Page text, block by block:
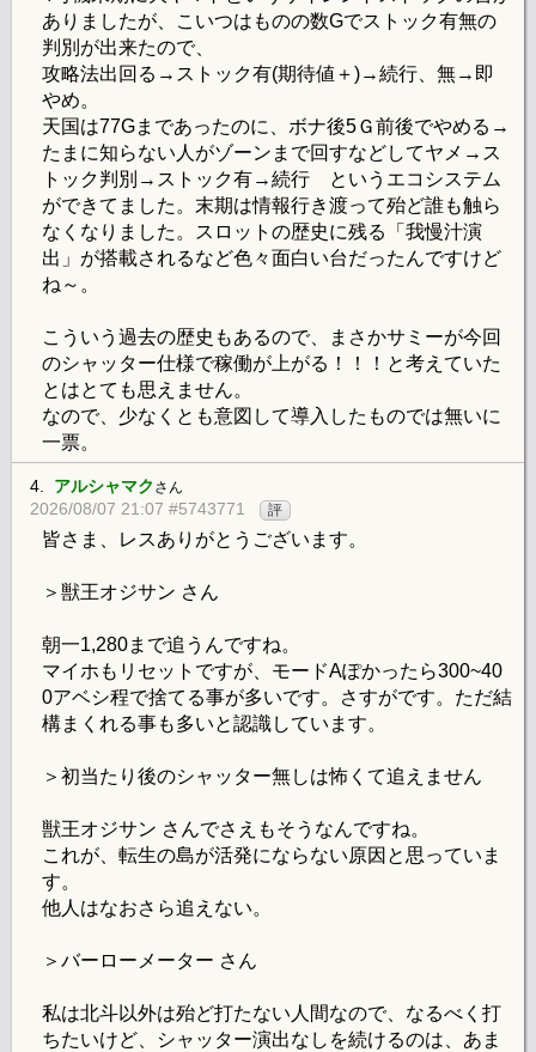
ありましたが、こいつはものの数Gでストック有無の
判別が出来たので、
攻略法出回る→ストック有(期待値＋)→続行、無→即
やめ。
天国は77Gまであったのに、ボナ後5Ｇ前後でやめる→
たまに知らない人がゾーンまで回すなどしてヤメ→ス
トック判別→ストック有→続行 というエコシステム
ができてました。末期は情報行き渡って殆ど誰も触ら
なくなりました。スロットの歴史に残る「我慢汁演
出」が搭載されるなど色々面白い台だったんですけど
ね～。
こういう過去の歴史もあるので、まさかサミーが今回
のシャッター仕様で稼働が上がる！！！と考えていた
とはとても思えません。
なので、少なくとも意図して導入したものでは無いに
一票。
4. アルシャマク さん
2026/08/07 21:07 #5743771 評
皆さま、レスありがとうございます。
＞獣王オジサン さん
朝一1,280まで追うんですね。
マイホもリセットですが、モードAぽかったら300~40
0アベシ程で捨てる事が多いです。さすがです。ただ結
構まくれる事も多いと認識しています。
＞初当たり後のシャッター無しは怖くて追えません
獣王オジサン さんでさえもそうなんですね。
これが、転生の島が活発にならない原因と思っていま
す。
他人はなおさら追えない。
＞バーローメーター さん
私は北斗以外は殆ど打たない人間なので、なるべく打
ちたいけど、シャッター演出なしを続けるのは、あま